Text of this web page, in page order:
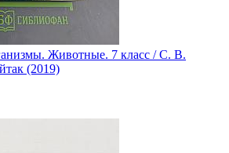
Животные. 7 класс / С. В.
(2019)